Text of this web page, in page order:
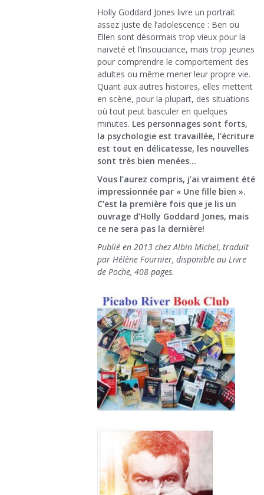
Holly Goddard Jones livre un portrait
assez juste de l’adolescence : Ben ou
Ellen sont désormais trop vieux pour la
naïveté et l’insouciance, mais trop jeunes
pour comprendre le comportement des
adultes ou même mener leur propre vie.
Quant aux autres histoires, elles mettent
en scène, pour la plupart, des situations
où tout peut basculer en quelques
minutes. Les personnages sont forts,
la psychologie est travaillée, l’écriture
est tout en délicatesse, les nouvelles
sont très bien menées…
Vous l’aurez compris, j’ai vraiment été
impressionnée par « Une fille bien ».
C’est la première fois que je lis un
ouvrage d’Holly Goddard Jones, mais
ce ne sera pas la dernière!
Publié en 2013 chez Albin Michel, traduit
par Hélène Fournier, disponible au Livre
de Poche, 408 pages.